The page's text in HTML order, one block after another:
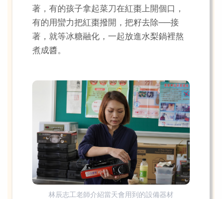
著，有的孩子拿起菜刀在紅棗上開個口，
有的用蠻力把紅棗撥開，把籽去除──接
著，就等冰糖融化，一起放進水梨鍋裡熬
煮成醬。
林辰志工老師介紹當天會用到的設備器材